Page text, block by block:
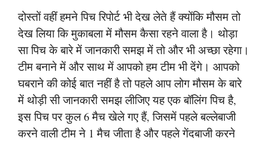
दोस्तों वहीं हमने पिच रिपोर्ट भी देख लेते हैं क्योंकि मौसम तो
देख लिया कि मुकाबला में मौसम कैसा रहने वाला है। थोड़ा
सा पिच के बारे में जानकारी समझ में तो और भी अच्छा रहेगा।
टीम बनाने में और साथ में आपको हम टीम भी देंगे। आपको
घबराने की कोई बात नहीं है तो पहले आप लोग मौसम के बारे
में थोड़ी सी जानकारी समझ लीजिए यह एक बॉलिंग पिच है,
इस पिच पर कुल 6 मैच खेले गए हैं, जिसमें पहले बल्लेबाजी
करने वाली टीम ने 1 मैच जीता है और पहले गेंदबाजी करने